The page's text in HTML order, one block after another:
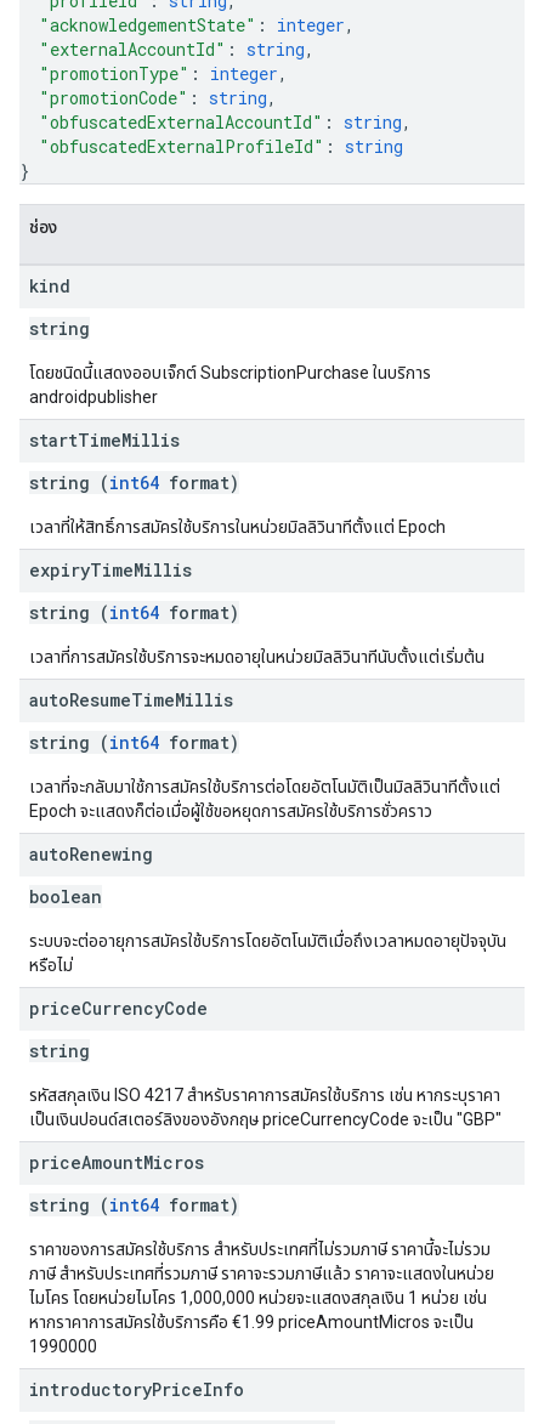
"acknowledgementState" : integer,
"externalAccountId" : string,
"promotionType" : integer,
"promotionCode" : string,
"obfuscatedExternalAccountId" : string,
"obfuscatedExternalProfileId" : string
}
ช่อง
kind
string
โดยชนิดนี้แสดงออบเจ็กต์ SubscriptionPurchase ในบริการ
androidpublisher
startTimeMillis
string (int64 format)
เวลาที่ให้สิทธิ์การสมัครใช้บริการในหน่วยมิลลิวินาทีตั้งแต่ Epoch
expiryTimeMillis
string (int64 format)
เวลาที่การสมัครใช้บริการจะหมดอายุในหน่วยมิลลิวินาทีนับตั้งแต่เริ่มต้น
autoResumeTimeMillis
string (int64 format)
เวลาที่จะกลับมาใช้การสมัครใช้บริการต่อโดยอัตโนมัติเป็นมิลลิวินาทีตั้งแต่
Epoch จะแสดงก็ต่อเมื่อผู้ใช้ขอหยุดการสมัครใช้บริการชั่วคราว
autoRenewing
boolean
ระบบจะต่ออายุการสมัครใช้บริการโดยอัตโนมัติเมื่อถึงเวลาหมดอายุปัจจุบัน
หรือไม่
priceCurrencyCode
string
รหัสสกุลเงิน ISO 4217 สำหรับราคาการสมัครใช้บริการ เช่น หากระบุราคา
เป็นเงินปอนด์สเตอร์ลิงของอังกฤษ priceCurrencyCode จะเป็น "GBP"
priceAmountMicros
string (int64 format)
ราคาของการสมัครใช้บริการ สำหรับประเทศที่ไม่รวมภาษี ราคานี้จะไม่รวม
ภาษี สำหรับประเทศที่รวมภาษี ราคาจะรวมภาษีแล้ว ราคาจะแสดงในหน่วย
ไมโคร โดยหน่วยไมโคร 1,000,000 หน่วยจะแสดงสกุลเงิน 1 หน่วย เช่น
หากราคาการสมัครใช้บริการคือ €1.99 priceAmountMicros จะเป็น
1990000
introductoryPriceInfo